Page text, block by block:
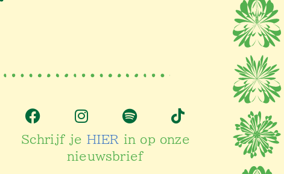
Schrijf je HIER in op onze
nieuwsbrief